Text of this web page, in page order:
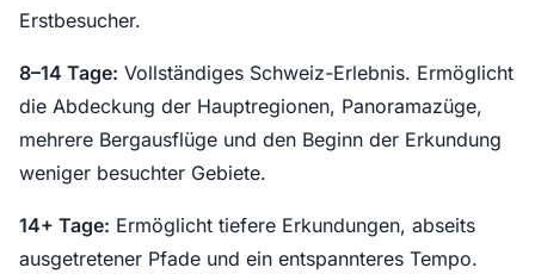
Erstbesucher.
8–14 Tage: Vollständiges Schweiz-Erlebnis. Ermöglicht
die Abdeckung der Hauptregionen, Panoramazüge,
mehrere Bergausflüge und den Beginn der Erkundung
weniger besuchter Gebiete.
14+ Tage: Ermöglicht tiefere Erkundungen, abseits
ausgetretener Pfade und ein entspannteres Tempo.